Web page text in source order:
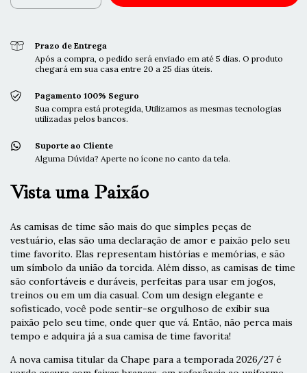
Prazo de Entrega
Após a compra, o pedido será enviado em até 5 dias. O produto
chegará em sua casa entre 20 a 25 dias úteis.
Pagamento 100% Seguro
Sua compra está protegida, Utilizamos as mesmas tecnologias
utilizadas pelos bancos.
Suporte ao Cliente
Alguma Dúvida? Aperte no ícone no canto da tela.
Vista uma Paixão
As camisas de time são mais do que simples peças de
vestuário, elas são uma declaração de amor e paixão pelo seu
time favorito. Elas representam histórias e memórias, e são
um símbolo da união da torcida. Além disso, as camisas de time
são confortáveis e duráveis, perfeitas para usar em jogos,
treinos ou em um dia casual. Com um design elegante e
sofisticado, você pode sentir-se orgulhoso de exibir sua
paixão pelo seu time, onde quer que vá. Então, não perca mais
tempo e adquira já a sua camisa de time favorita!
A nova camisa titular da Chape para a temporada 2026/27 é